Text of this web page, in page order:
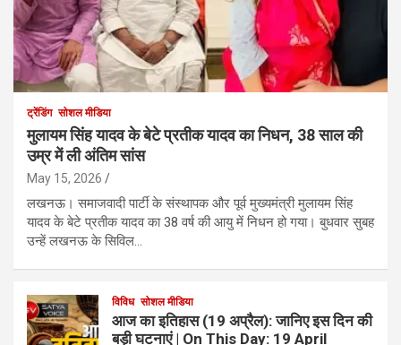
ट्रेंडिंग सोशल मीडिया
मुलायम सिंह यादव के बेटे प्रतीक यादव का निधन, 38 साल की
उम्र में ली अंतिम सांस
May 15, 2026
लखनऊ। समाजवादी पार्टी के संस्थापक और पूर्व मुख्यमंत्री मुलायम सिंह
यादव के बेटे प्रतीक यादव का 38 वर्ष की आयु में निधन हो गया। बुधवार सुबह
उन्हें लखनऊ के सिविल…
विविध सोशल मीडिया
आज का इतिहास (19 अप्रैल): जानिए इस दिन की
बड़ी घटनाएं | On This Day: 19 April